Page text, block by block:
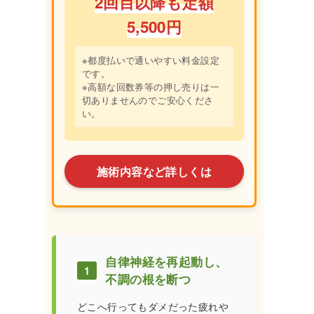
5,500円
※都度払いで通いやすい料金設定
です。
※高額な回数券等の押し売りは一
切ありませんのでご安心くださ
い。
施術内容など詳しくは
1
自律神経を再起動し、
不調の根を断つ
どこへ行ってもダメだった疲れや